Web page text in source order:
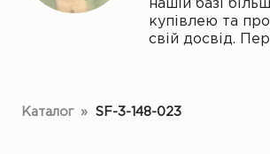
нашій базі
купівлею та
свій досвід.
Каталог » SF-3-148-023